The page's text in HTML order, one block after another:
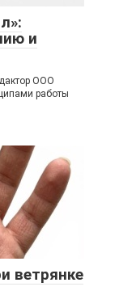
и
ООО
работы
ветрянке